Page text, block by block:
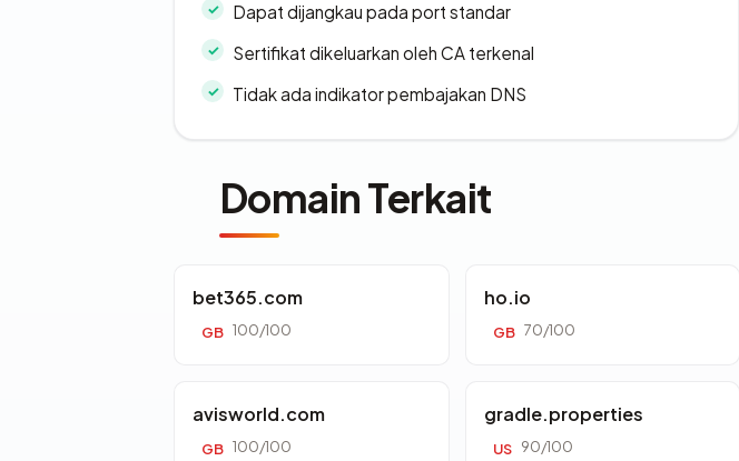
Dapat dijangkau pada port standar
Sertifikat dikeluarkan oleh CA terkenal
Tidak ada indikator pembajakan DNS
Domain Terkait
bet365.com
GB 100/100
ho.io
GB 70/100
avisworld.com
GB 100/100
gradle.properties
US 90/100